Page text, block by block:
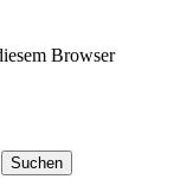
Browser